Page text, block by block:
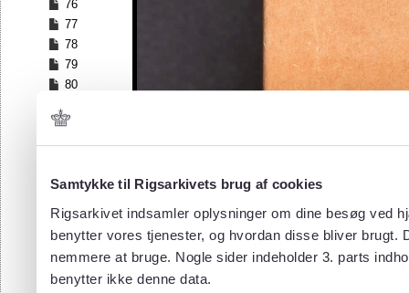
Samtykke til Rigsarkivets brug af cookies
Rigsarkivet indsamler oplysninger om dine besøg ved
benytter vores tjenester, og hvordan disse bliver
nemmere at bruge. Nogle sider indeholder 3. parts
benytter ikke denne data.
76
77
78
79
80
82
83
85
87
88
89
90